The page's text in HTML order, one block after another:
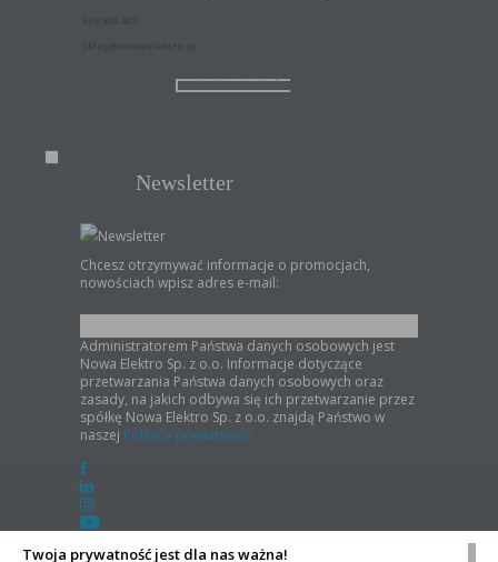
Twoja prywatność jest dla nas ważna!
Newsletter
Newsletter
Chcesz otrzymywać informacje o promocjach,
nowościach wpisz adres e-mail:
Administratorem Państwa danych osobowych jest
Nowa Elektro Sp. z o.o. Informacje dotyczące
przetwarzania Państwa danych osobowych oraz
zasady, na jakich odbywa się ich przetwarzanie przez
spółkę Nowa Elektro Sp. z o.o. znajdą Państwo w
naszej Polityce prywatności